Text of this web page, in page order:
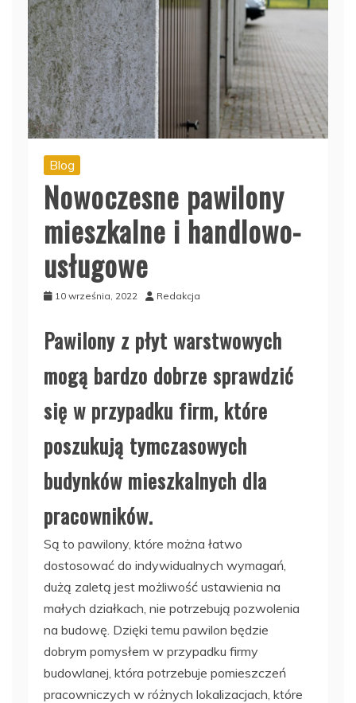
Blog
Nowoczesne pawilony
mieszkalne i handlowo-
usługowe
10 września, 2022 Redakcja
Pawilony z płyt warstwowych
mogą bardzo dobrze sprawdzić
się w przypadku firm, które
poszukują tymczasowych
budynków mieszkalnych dla
pracowników.
Są to pawilony, które można łatwo
dostosować do indywidualnych wymagań,
dużą zaletą jest możliwość ustawienia na
małych działkach, nie potrzebują pozwolenia
na budowę. Dzięki temu pawilon będzie
dobrym pomysłem w przypadku firmy
budowlanej, która potrzebuje pomieszczeń
pracowniczych w różnych lokalizacjach, które